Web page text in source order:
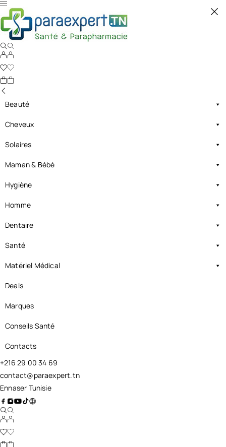
Beauté
Cheveux
Solaires
Maman & Bébé
Hygiène
Homme
Dentaire
Santé
Matériel Médical
Deals
Marques
Conseils Santé
Contacts
+216 29 00 34 69
contact@paraexpert.tn
Ennaser Tunisie